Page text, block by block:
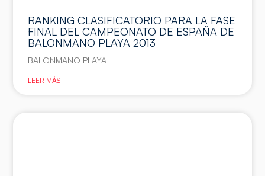
RANKING CLASIFICATORIO PARA LA FASE
FINAL DEL CAMPEONATO DE ESPAÑA DE
BALONMANO PLAYA 2013
BALONMANO PLAYA
LEER MÁS